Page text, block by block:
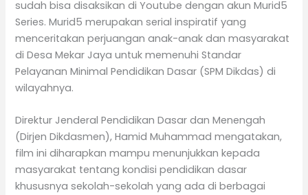
sudah bisa disaksikan di Youtube dengan akun Murid5
Series. Murid5 merupakan serial inspiratif yang
menceritakan perjuangan anak-anak dan masyarakat
di Desa Mekar Jaya untuk memenuhi Standar
Pelayanan Minimal Pendidikan Dasar (SPM Dikdas) di
wilayahnya.
Direktur Jenderal Pendidikan Dasar dan Menengah
(Dirjen Dikdasmen), Hamid Muhammad mengatakan,
film ini diharapkan mampu menunjukkan kepada
masyarakat tentang kondisi pendidikan dasar
khususnya sekolah-sekolah yang ada di berbagai